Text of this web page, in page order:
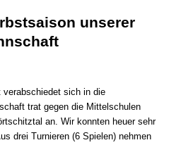
unserer
verabschiedet sich in die
trat gegen die Mittelschulen
an. Wir konnten heuer sehr
drei Turnieren (6 Spielen) nehmen